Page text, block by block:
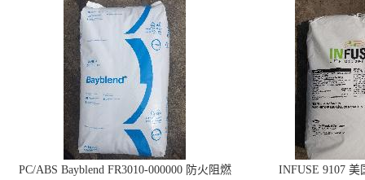
PC/ABS Bayblend FR3010-000000 防火阻燃
INFUSE 9107 美